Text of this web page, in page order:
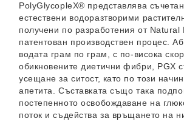
PolyGlycopleX® представлява
естествени водоразтворими
получени по разработения от Natural
патентован производствен процес.
водата грам по грам, с по-висока
обикновените диетични фибри, PGX
усещане за ситост, като по този
апетита. Съставката също така
постепенното освобождаване на
поток и съдейства за връщането на